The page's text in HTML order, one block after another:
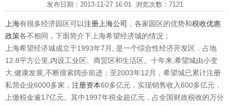
发布日期：2013-11-27 16:01 浏览次数：7121
上海有很多经济园区可以注册上海公司 ，各家园区的优势和税收优惠
政策各不相同，下面简介下上海希望经济城的情况：
上海希望经济城成立于1993年7月, 是一个综合性经济开发区．占地
12.8平方公里,内设工业区、商贸区和生活区。十年来,希望城由小变
大,健康发展,不断摸索阔步前进；至2003年12月，希望城已累计注册
私营企业6000多家， 注册资本60多亿元，实现销售收入600多亿元．
上缴税金逾17亿元。其中1997年税金超亿元．占全国财政税收的万分